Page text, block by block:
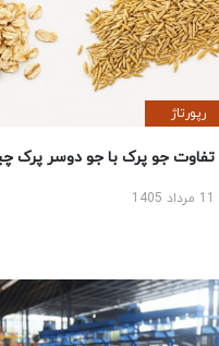
رپورتاژ
تفاوت جو پرک با جو دوسر پرک